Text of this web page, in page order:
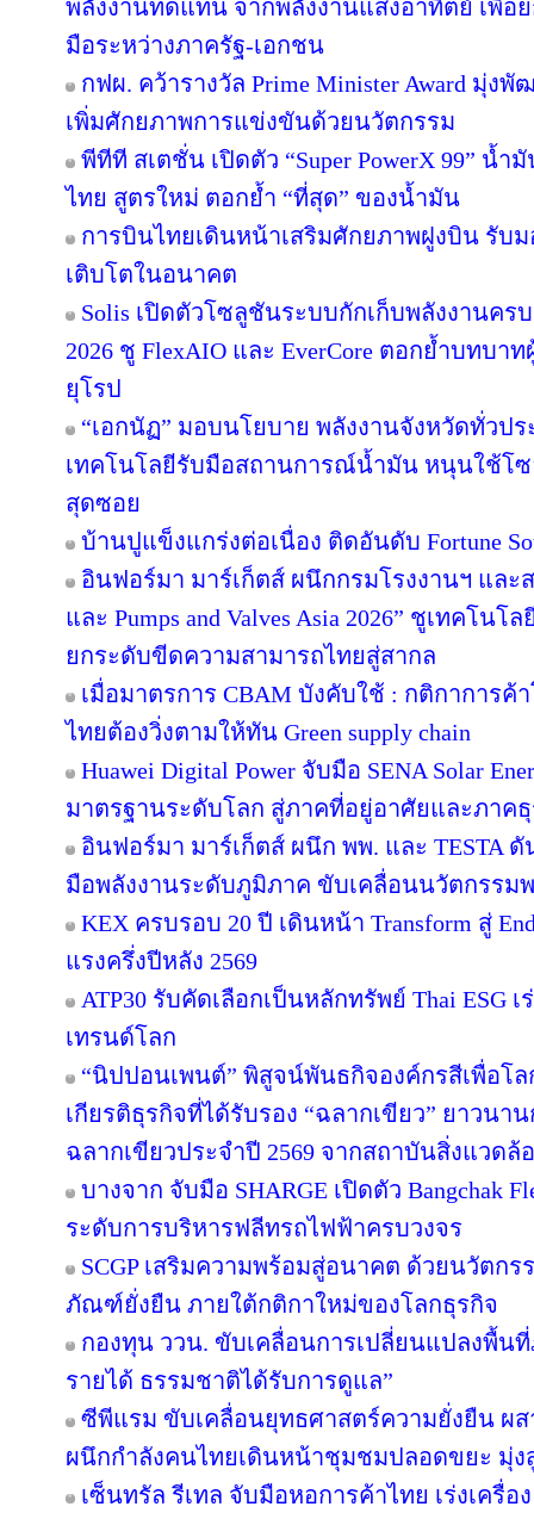
พลังงานทดแทน จากพลังงานแสงอาทิตย์ เพื่อ
มือระหว่างภาครัฐ-เอกชน
กฟผ. คว้ารางวัล Prime Minister Award มุ่ง
เพิ่มศักยภาพการแข่งขันด้วยนวัตกรรม
พีทีที สเตชั่น เปิดตัว “Super PowerX 99” น้
ไทย สูตรใหม่ ตอกย้ำ “ที่สุด” ของน้ำมัน
การบินไทยเดินหน้าเสริมศักยภาพฝูงบิน รับม
เติบโตในอนาคต
Solis เปิดตัวโซลูชันระบบกักเก็บพลังงานครบ
2026 ชู FlexAIO และ EverCore ตอกย้ำบทบา
ยุโรป
“เอกนัฏ” มอบนโยบาย พลังงานจังหวัดทั่ว
เทคโนโลยีรับมือสถานการณ์น้ำมัน หนุนใช้โซ
สุดซอย
บ้านปูแข็งแกร่งต่อเนื่อง ติดอันดับ Fortune
อินฟอร์มา มาร์เก็ตส์ ผนึกกรมโรงงานฯ และ
และ Pumps and Valves Asia 2026” ชูเทคโน
ยกระดับขีดความสามารถไทยสู่สากล
เมื่อมาตรการ CBAM บังคับใช้ : กติกาการค้
ไทยต้องวิ่งตามให้ทัน Green supply chain
Huawei Digital Power จับมือ SENA Solar
มาตรฐานระดับโลก สู่ภาคที่อยู่อาศัยและภาค
อินฟอร์มา มาร์เก็ตส์ ผนึก พพ. และ TESTA ดั
มือพลังงานระดับภูมิภาค ขับเคลื่อนนวัตกรรม
KEX ครบรอบ 20 ปี เดินหน้า Transform สู่
แรงครึ่งปีหลัง 2569
ATP30 รับคัดเลือกเป็นหลักทรัพย์ Thai ESG เ
เทรนด์โลก
“นิปปอนเพนต์” พิสูจน์พันธกิจองค์กรสีเพื่อโ
เกียรติธุรกิจที่ได้รับรอง “ฉลากเขียว” ยาวนา
ฉลากเขียวประจำปี 2569 จากสถาบันสิ่งแวดล้
บางจาก จับมือ SHARGE เปิดตัว Bangchak
ระดับการบริหารฟลีทรถไฟฟ้าครบวงจร
SCGP เสริมความพร้อมสู่อนาคต ด้วยนวัตก
ภัณฑ์ยั่งยืน ภายใต้กติกาใหม่ของโลกธุรกิจ
กองทุน ววน. ขับเคลื่อนการเปลี่ยนแปลงพื้น
รายได้ ธรรมชาติได้รับการดูแล”
ซีพีแรม ขับเคลื่อนยุทธศาสตร์ความยั่งยืน ผสา
ผนึกกำลังคนไทยเดินหน้าชุมชมปลอดขยะ มุ่งสู่
เซ็นทรัล รีเทล จับมือหอการค้าไทย เร่งเครื่อ